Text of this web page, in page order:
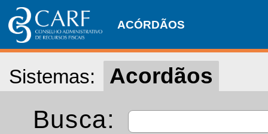
ACÓRDÃOS
Sistemas: Acordãos
Busca: